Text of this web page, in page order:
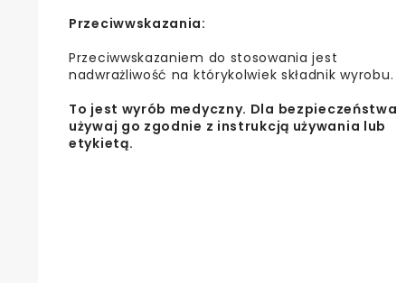
Przeciwwskazania:
Przeciwwskazaniem do stosowania jest
nadwrażliwość na którykolwiek składnik wyrobu.
To jest wyrób medyczny. Dla bezpieczeństwa
używaj go zgodnie z instrukcją używania lub
etykietą.